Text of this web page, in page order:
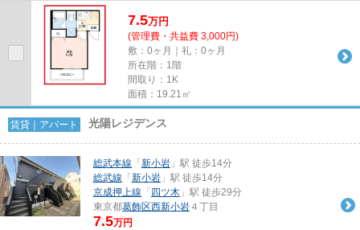
7.5万円
(管理費・共益費 3,000円)
敷：0ヶ月｜礼：0ヶ月
所在階：1階
間取り：1K
面積：19.21㎡
賃貸｜アパート 光陽レジデンス
総武本線 「 新小岩 」駅 徒歩14分
総武線 「 新小岩 」駅 徒歩14分
京成押上線 「 四ツ木 」駅 徒歩29分
東京都葛飾区西新小岩 ４丁目
7.5万円